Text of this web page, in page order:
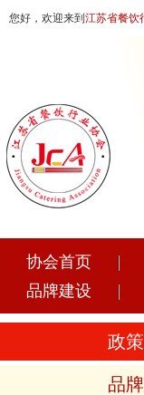
您好，欢迎来到 江苏省餐饮
协会首页
品牌建设
政
品